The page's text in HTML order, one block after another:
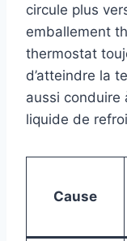
circule plus
emballement
thermostat
d’atteindre la
aussi conduire
liquide de
Cause